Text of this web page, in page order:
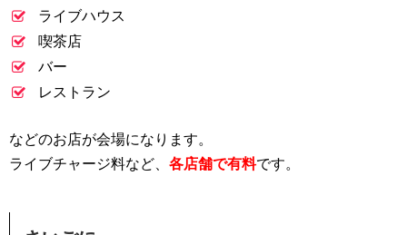
ライブハウス
喫茶店
バー
レストラン
などのお店が会場になります。
ライブチャージ料など、 各店舗で有料です。